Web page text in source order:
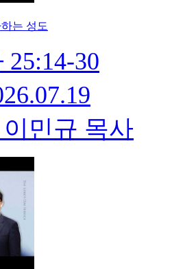
는 성도
25:14-30
민규 목사